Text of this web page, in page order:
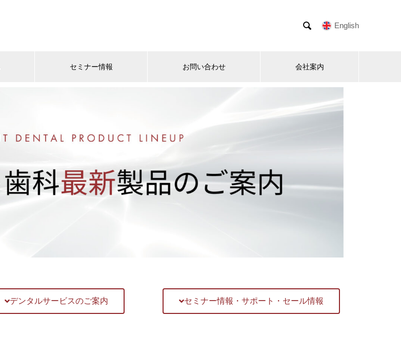
 English
セミナー情報 お問い合わせ 会社案内
デンタルサービスのご案内 セミナー情報・サポート・セール情報